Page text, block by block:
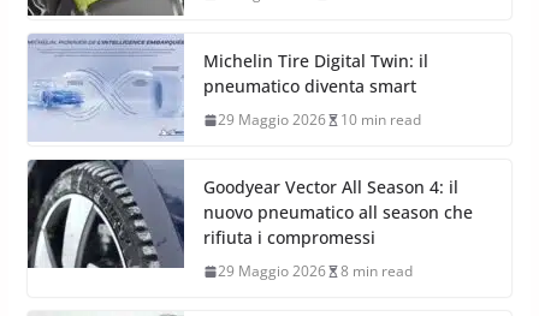
Michelin Tire Digital Twin: il
pneumatico diventa smart
29 Maggio 2026 10 min read
Goodyear Vector All Season 4: il
nuovo pneumatico all season che
rifiuta i compromessi
29 Maggio 2026 8 min read